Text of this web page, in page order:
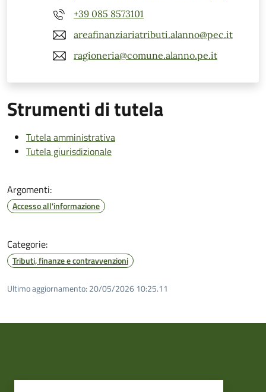
+39 085 8573101
areafinanziariatributi.alanno@pec.it
ragioneria@comune.alanno.pe.it
Strumenti di tutela
Tutela amministrativa
Tutela giurisdizionale
Argomenti:
Accesso all'informazione
Categorie:
Tributi, finanze e contravvenzioni
Ultimo aggiornamento: 20/05/2026 10:25.11